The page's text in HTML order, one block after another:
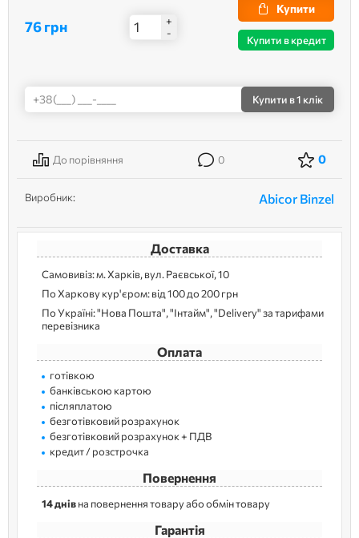
76 грн
+
-
Купити
Купити в кредит
Купити в 1 клік
До порівняння 0 0
Виробник: Abicor Binzel
Доставка
Самовивіз: м. Харків, вул. Раєвської, 10
По Харкову кур'єром: від 100 до 200 грн
По Україні: "Нова Пошта", "Інтайм", "Delivery" за тарифами
перевізника
Оплата
готівкою
банківською картою
післяплатою
безготівковий розрахунок
безготівковий розрахунок + ПДВ
кредит / розстрочка
Повернення
14 днівна повернення товару або обмін товару
Гарантія